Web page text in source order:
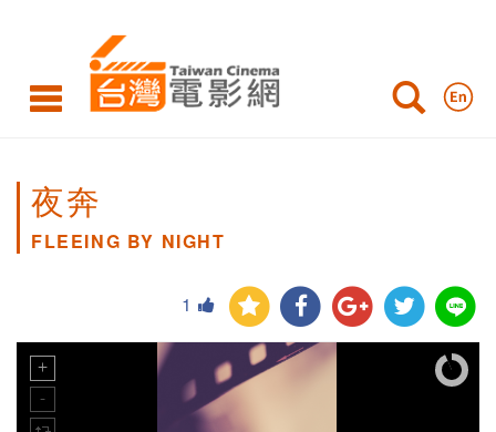
夜奔
FLEEING BY NIGHT
1